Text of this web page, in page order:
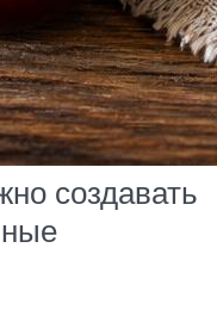
создавать